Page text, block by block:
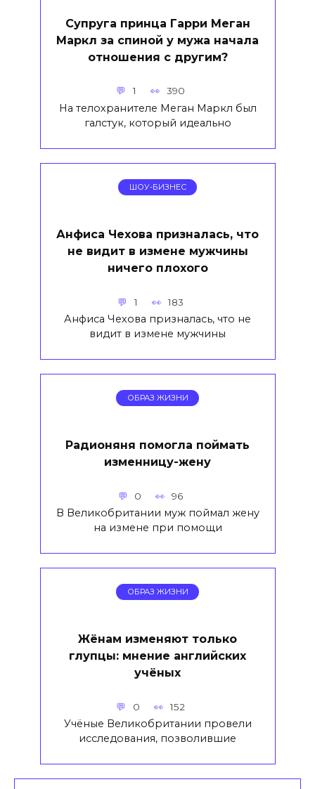
Супруга принца Гарри Меган
Маркл за спиной у мужа начала
отношения с другим?
1 390
На телохранителе Меган Маркл был
галстук, который идеально
ШОУ-БИЗНЕС
Анфиса Чехова призналась, что
не видит в измене мужчины
ничего плохого
1 183
Анфиса Чехова призналась, что не
видит в измене мужчины
ОБРАЗ ЖИЗНИ
Радионяня помогла поймать
изменницу-жену
0 96
В Великобритании муж поймал жену
на измене при помощи
ОБРАЗ ЖИЗНИ
Жёнам изменяют только
глупцы: мнение английских
учёных
0 152
Учёные Великобритании провели
исследования, позволившие